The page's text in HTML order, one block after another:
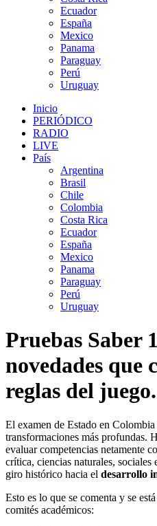
Ecuador
España
Mexico
Panama
Paraguay
Perú
Uruguay
Inicio
PERIÓDICO
RADIO
LIVE
País
Argentina
Brasil
Chile
Colombia
Costa Rica
Ecuador
España
Mexico
Panama
Paraguay
Perú
Uruguay
Pruebas Saber
novedades que
reglas del juego.
El examen de Estado en
transformaciones más profundas.
evaluar competencias netamente
crítica, ciencias naturales,
giro histórico hacia el desarrollo
Esto es lo que se comenta y se
comités académicos: